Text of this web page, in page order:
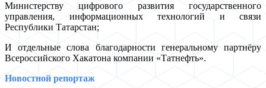
Министерству цифрового развития государственного
управления, информационных технологий и связи
Республики Татарстан;
И отдельные слова благодарности генеральному партнёру
Всероссийского Хакатона компании «Татнефть».
Новостной репортаж